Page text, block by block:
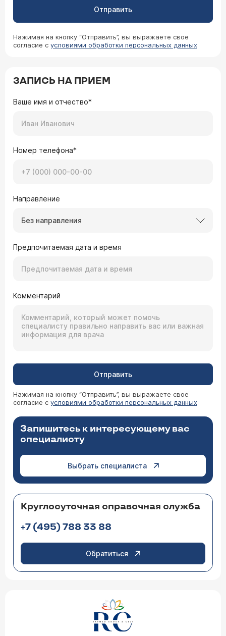
Отправить
Нажимая на кнопку “Отправить”, вы выражаете свое
согласие с условиями обработки персональных данных
ЗАПИСЬ НА ПРИЕМ
Ваше имя и отчество*
Номер телефона*
Направление
Без направления
Предпочитаемая дата и время
Комментарий
Отправить
Нажимая на кнопку “Отправить”, вы выражаете свое
согласие с условиями обработки персональных данных
Запишитесь к интересующему вас
специалисту
Выбрать специалиста
Круглосуточная справочная служба
+7 (495) 788 33 88
Обратиться